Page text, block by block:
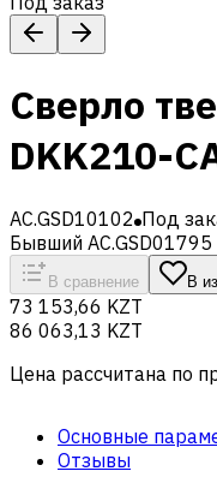
Сверло
DKK210-
AC.GSD10102 Под
Бывший
В сравнение В
73 153,66 KZT
86 063,13 KZT
Цена рассчитана по
Основные
Отзывы